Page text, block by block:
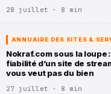
28 juillet · 8 min
ANNUAIRE DES SITES &
Nokraf.com sous la loupe
fiabilité d’un site de
vous veut pas du bien
27 juillet · 8 min